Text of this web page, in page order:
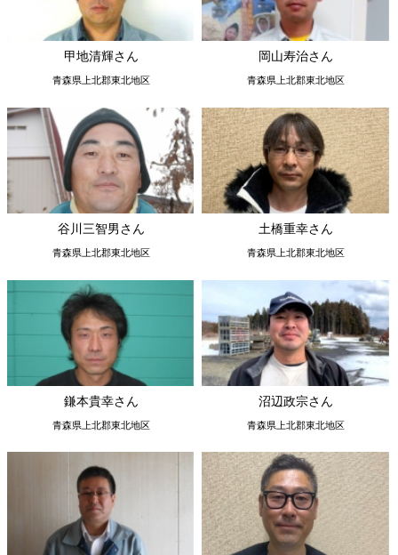
谷川三智男さん
青森県上北郡東北地区
土橋重幸さん
青森県上北郡東北地区
青森県上北郡東北地区 青森県上北郡東北地区